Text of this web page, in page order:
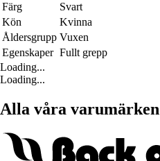
Färg
Svart
Kön
Kvinna
Åldersgrupp Vuxen
Egenskaper Fullt grepp
Loading...
Loading...
Alla våra varumärken